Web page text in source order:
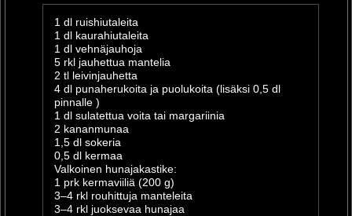
1 dl ruishiutaleita
1 dl kaurahiutaleita
1 dl vehnäjauhoja
5 rkl jauhettua mantelia
2 tl leivinjauhetta
4 dl punaherukoita ja puolukoita (lisäksi 0,5 dl
pinnalle )
1 dl sulatettua voita tai margariinia
2 kananmunaa
1,5 dl sokeria
0,5 dl kermaa
Valkoinen hunajakastike:
1 prk kermaviiliä (200 g)
3–4 rkl rouhittuja manteleita
3–4 rkl juoksevaa hunajaa